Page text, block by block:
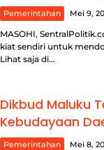
Pemerintahan Mei 9,
MASOHI,
kiat sendiri untuk
Lihat saja di…
Dikbud Maluku
Kebudayaan
Pemerintahan Mei 8,